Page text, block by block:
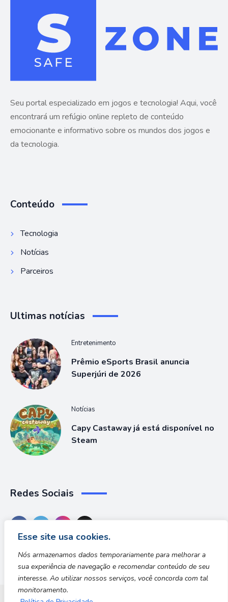
Esse site usa cookies.
Nós armazenamos dados temporariamente para melhorar a
sua experiência de navegação e recomendar conteúdo de seu
interesse. Ao utilizar nossos serviços, você concorda com tal
monitoramento.
Seu portal especializado em jogos e tecnologia! Aqui, você
encontrará um refúgio online repleto de conteúdo
emocionante e informativo sobre os mundos dos jogos e
da tecnologia.
Conteúdo
Tecnologia
Notícias
Parceiros
Ultimas notícias
Entretenimento
Prêmio eSports Brasil anuncia
Superjúri de 2026
Notícias
Capy Castaway já está disponível no
Steam
Redes Sociais